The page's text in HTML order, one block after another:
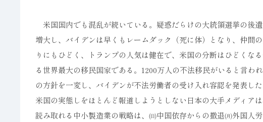
米国国内でも混乱が続いている。疑惑だらけの大統領選挙の後
増大し、バイデンは早くもレームダック（死に体）となり、仲間
りにもひどく、トランプの人気は健在で、米国の分断はひどくな
る世界最大の移民国家である。1200万人の不法移民がいると言
の方針を一変し、バイデンが不法労働者の受け入れ容認を発表し
米国の実態しをほとんど報道しようとしない日本の大手メディア
読み取れる中小製造業の戦略は、㈰中国依存からの撤退㈪外国人